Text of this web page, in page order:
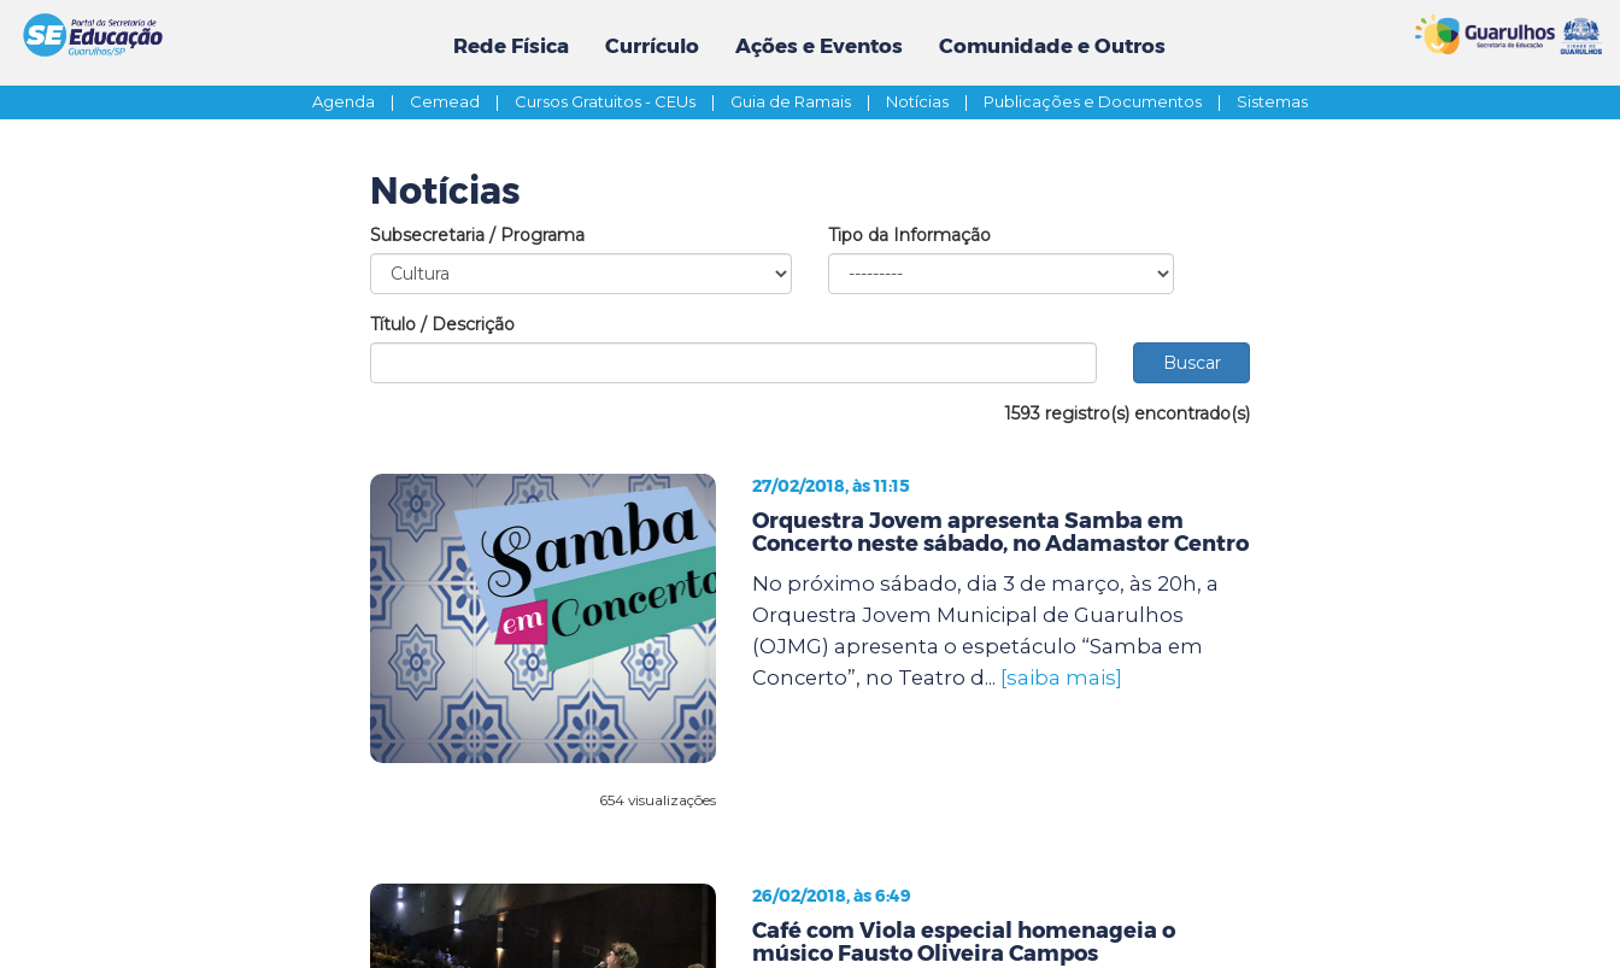
Rede Física Currículo Ações e Eventos Comunidade e Outros
Agenda | Cemead | Cursos Gratuitos - CEUs | Guia de Ramais | Notícias | Publicações e Documentos | Sistemas
Notícias
Subsecretaria / Programa Tipo da Informação
Título / Descrição
1593 registro(s) encontrado(s)
654 visualizações
27/02/2018, às 11:15
Orquestra Jovem apresenta Samba em
Concerto neste sábado, no Adamastor Centro
No próximo sábado, dia 3 de março, às 20h, a
Orquestra Jovem Municipal de Guarulhos
(OJMG) apresenta o espetáculo “Samba em
Concerto”, no Teatro d... [saiba mais]
26/02/2018, às 6:49
Café com Viola especial homenageia o
músico Fausto Oliveira Campos